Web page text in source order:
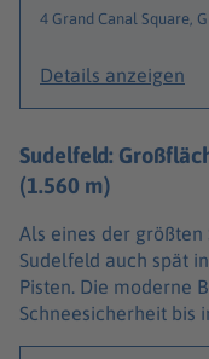
4 Grand Canal Square,
Details anzeigen
Sudelfeld:
(1.560 m)
Als eines der
Sudelfeld auch spät
Pisten. Die moderne
Schneesicherheit bis